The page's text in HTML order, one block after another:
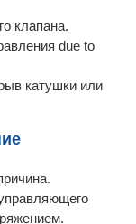
клапана.
due to
катушки или